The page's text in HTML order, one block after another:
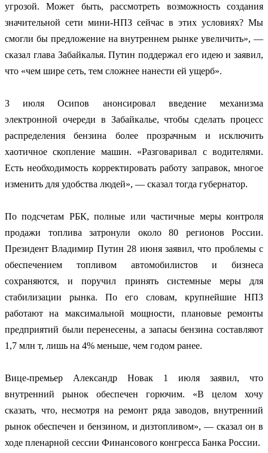
угрозой. Может быть, рассмотреть возможность создания
значительной сети мини-НПЗ сейчас в этих условиях? Мы
смогли бы предложение на внутреннем рынке увеличить», —
сказал глава Забайкалья. Путин поддержал его идею и заявил,
что «чем шире сеть, тем сложнее нанести ей ущерб».
3 июля Осипов анонсировал введение механизма
электронной очереди в Забайкалье, чтобы сделать процесс
распределения бензина более прозрачным и исключить
хаотичное скопление машин. «Разговаривал с водителями.
Есть необходимость корректировать работу заправок, многое
изменить для удобства людей», — сказал тогда губернатор.
По подсчетам РБК, полные или частичные меры контроля
продажи топлива затронули около 80 регионов России.
Президент Владимир Путин 28 июня заявил, что проблемы с
обеспечением топливом автомобилистов и бизнеса
сохраняются, и поручил принять системные меры для
стабилизации рынка. По его словам, крупнейшие НПЗ
работают на максимальной мощности, плановые ремонты
предприятий были перенесены, а запасы бензина составляют
1,7 млн т, лишь на 4% меньше, чем годом ранее.
Вице-премьер Александр Новак 1 июля заявил, что
внутренний рынок обеспечен горючим. «В целом хочу
сказать, что, несмотря на ремонт ряда заводов, внутренний
рынок обеспечен и бензином, и дизтопливом», — сказал он в
ходе пленарной сессии Финансового конгресса Банка России.